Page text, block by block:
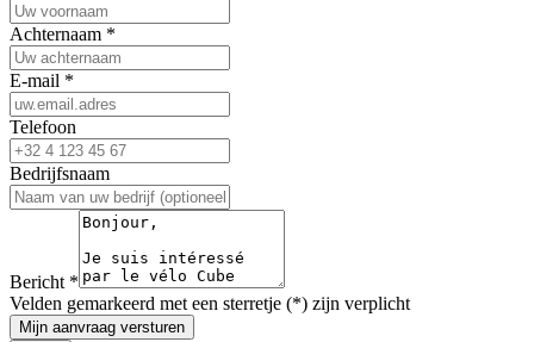
Achternaam *
E-mail *
Telefoon
Bedrijfsnaam
Bericht *
Velden gemarkeerd met een sterretje (*) zijn verplicht
Mijn aanvraag versturen